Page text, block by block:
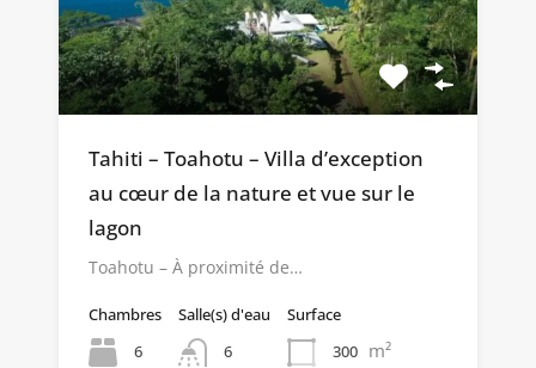
Tahiti – Toahotu – Villa d’exception
au cœur de la nature et vue sur le
lagon
Toahotu – À proximité de…
Chambres
6
Salle(s) d'eau
6
Surface
300 m²